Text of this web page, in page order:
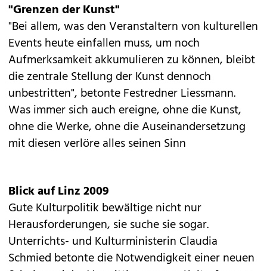
"Grenzen der Kunst"
"Bei allem, was den Veranstaltern von kulturellen
Events heute einfallen muss, um noch
Aufmerksamkeit akkumulieren zu können, bleibt
die zentrale Stellung der Kunst dennoch
unbestritten", betonte Festredner Liessmann.
Was immer sich auch ereigne, ohne die Kunst,
ohne die Werke, ohne die Auseinandersetzung
mit diesen verlöre alles seinen Sinn
Blick auf Linz 2009
Gute Kulturpolitik bewältige nicht nur
Herausforderungen, sie suche sie sogar.
Unterrichts- und Kulturministerin Claudia
Schmied betonte die Notwendigkeit einer neuen